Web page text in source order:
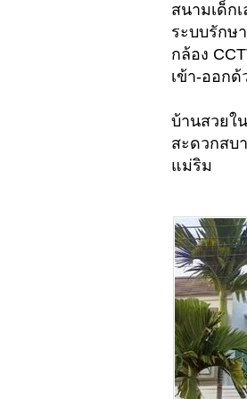
สนามเด็ก
ระบบรักษ
กล้อง
เข้า-ออกด้
บ้านสวย
สะดวกสบ
แม่ริม